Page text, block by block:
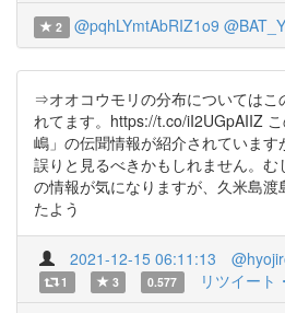
2 @pqhLYmtAbRIZ1o9
⇒オオコウモリの分布についてはこ
れてます。https://t.co/iI2UGpAIIZ
嶋」の伝聞情報が紹介されていま
誤りと見るべきかもしれません。
の情報が気になりますが、久米島渡
たよう
2021-12-15 06:11:13
1 3 0.577 リツイート